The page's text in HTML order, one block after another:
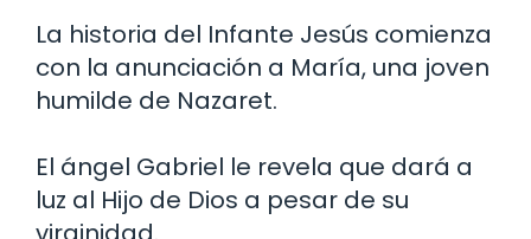
La historia del Infante Jesús comienza
con la anunciación a María, una joven
humilde de Nazaret.
El ángel Gabriel le revela que dará a
luz al Hijo de Dios a pesar de su